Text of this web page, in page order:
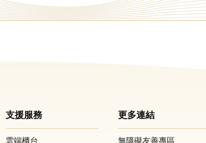
支援服務
雲端櫃台
更多連結
無障礙友善專區